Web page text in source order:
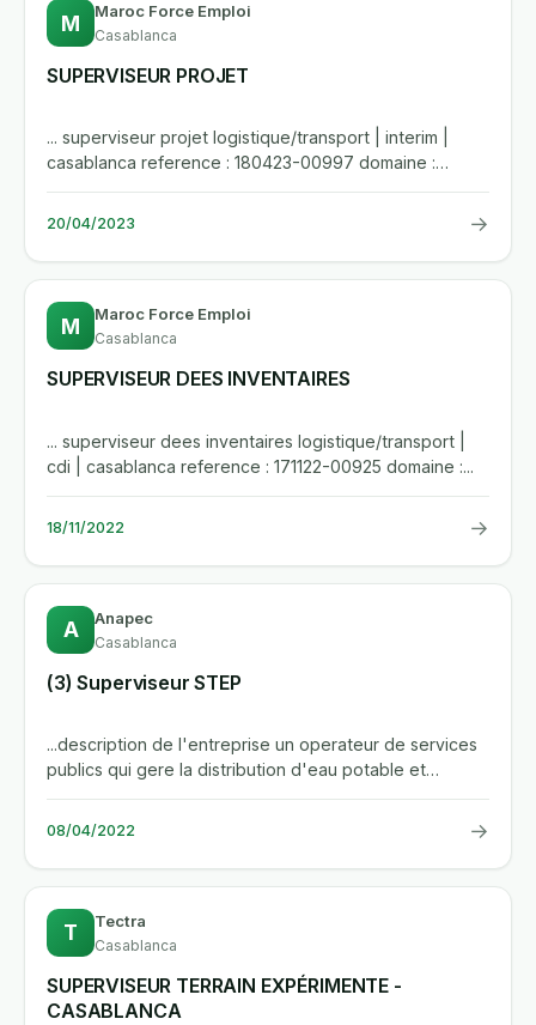
M Maroc Force Emploi
Casablanca
SUPERVISEUR PROJET
... superviseur projet logistique/transport | interim |
casablanca reference : 180423-00997 domaine :
logistique secteur...
20/04/2023 →
M Maroc Force Emploi
Casablanca
SUPERVISEUR DEES INVENTAIRES
... superviseur dees inventaires logistique/transport |
cdi | casablanca reference : 171122-00925 domaine :...
18/11/2022 →
A Anapec
Casablanca
(3) Superviseur STEP
...description de l'entreprise un operateur de services
publics qui gere la distribution d'eau potable et
d'electricite ,...
08/04/2022 →
T Tectra
Casablanca
SUPERVISEUR TERRAIN EXPÉRIMENTE -
CASABLANCA